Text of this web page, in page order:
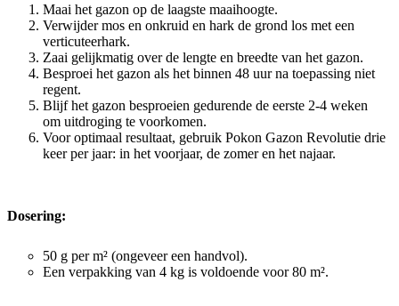
Maai het gazon op de laagste maaihoogte.
Verwijder mos en onkruid en hark de grond los met een
verticuteerhark.
Zaai gelijkmatig over de lengte en breedte van het gazon.
Besproei het gazon als het binnen 48 uur na toepassing niet
regent.
Blijf het gazon besproeien gedurende de eerste 2-4 weken
om uitdroging te voorkomen.
Voor optimaal resultaat, gebruik Pokon Gazon Revolutie drie
keer per jaar: in het voorjaar, de zomer en het najaar.
Dosering:
50 g per m² (ongeveer een handvol).
Een verpakking van 4 kg is voldoende voor 80 m².